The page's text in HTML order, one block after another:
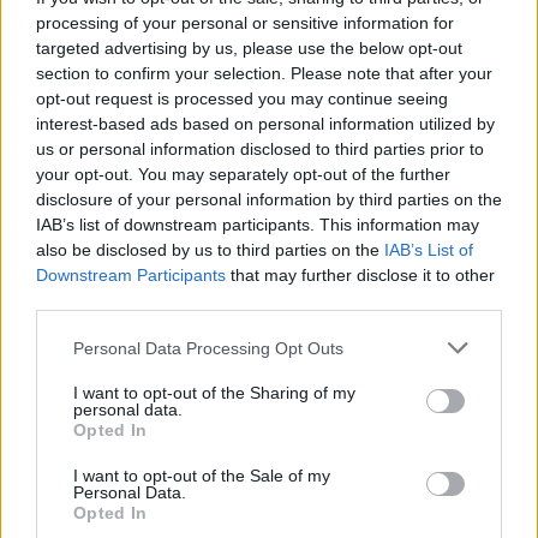
processing of your personal or sensitive information for
targeted advertising by us, please use the below opt-out
section to confirm your selection. Please note that after your
opt-out request is processed you may continue seeing
interest-based ads based on personal information utilized by
us or personal information disclosed to third parties prior to
your opt-out. You may separately opt-out of the further
disclosure of your personal information by third parties on the
IAB’s list of downstream participants. This information may
also be disclosed by us to third parties on the IAB’s List of
Downstream Participants that may further disclose it to other
Please note that this website/app uses one or more Google
not limited to your visit or usage behaviour. You may click to
grant or deny consent to Google and its third-party tags to
use your data for below specified purposes in below Google
consent section.
Personal Data Processing Opt Outs
I want to opt-out of the Sharing of my
personal data.
Opted In
I want to opt-out of the Sale of my
Personal Data.
Opted In
Országos ellenőrzés indult a hazai akkumulátoripari
üzemekben
Az idei év leglassabb növekedését hozta a június a
kiskereskedelemben
Györfi Mihály több tucat vállalkozással egyeztetett a
kerékpárgyár dolgozóinak megsegítéséről
41 fok fölé forrósodott az ország, Szolnokon pedig egy másik
rekord is megdőlt
Egy telefonhívást akart, végül rendőrök vitték el a mezőtúri
A Tisza kormány minisztere újabb nagy változásokról döntött
a közoktatásban – például az iskolaigazgatók visszakapják
munkáltatói jogaikat
Sok volt az igazolatlan hiányzás, Pócs János fizetéslevonást
kapott, más fideszesek még kevesebbet vittek haza